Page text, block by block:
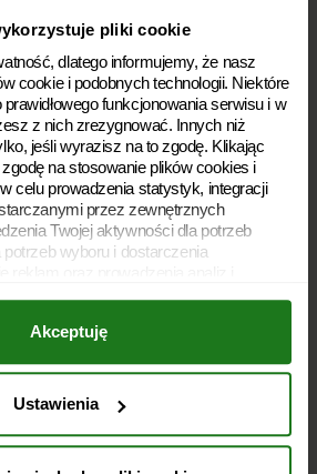
pliki cookie
dlatego informujemy, że nasz
cookie i podobnych technologii. Niektóre
funkcjonowania serwisu i w
z nich zrezygnować. Innych niż
jeśli wyrazisz na to zgodę. Klikając
na stosowanie plików cookies i
celu prowadzenia statystyk, integracji
przez zewnętrznych
Twojej aktywności dla potrzeb
wyboru i dostarczenia
przeglądarki. Wycofanie zgody
na zgodność z prawem używania plików
którego dokonano na podstawie
Jednocześnie informujemy, że
Żwirki i Wigury 16 C, 02-092
Akceptuję
Ustawienia